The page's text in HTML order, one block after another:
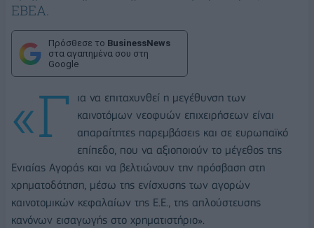
ΕΒΕΑ.
Πρόσθεσε το BusinessNews
στα αγαπημένα σου στη
Google
«Γ
ια να επιταχυνθεί η μεγέθυνση των
καινοτόμων νεοφυών επιχειρήσεων είναι
απαραίτητες παρεμβάσεις και σε ευρωπαϊκό
επίπεδο, που να αξιοποιούν το μέγεθος της
Ενιαίας Αγοράς και να βελτιώνουν την πρόσβαση στη
χρηματοδότηση, μέσω της ενίσχυσης των αγορών
καινοτομικών κεφαλαίων της Ε.Ε., της απλούστευσης
κανόνων εισαγωγής στο χρηματιστήριο».